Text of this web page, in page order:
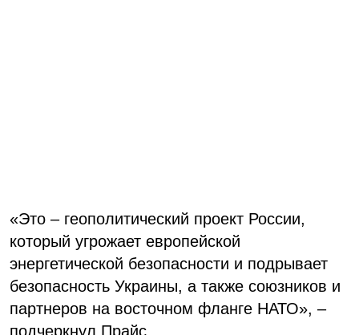
«Это – геополитический проект России,
который угрожает европейской
энергетической безопасности и подрывает
безопасность Украины, а также союзников и
партнеров на восточном фланге НАТО», –
подчеркнул Прайс.